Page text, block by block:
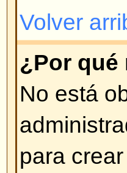
¿Cómo
en las listas
En su perfil
estado de
ser visto por
contará